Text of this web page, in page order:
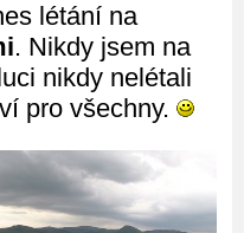
létání na
. Nikdy jsem na
nikdy nelétali
pro všechny.